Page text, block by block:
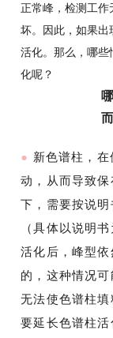
正常峰，检测工作
坏。因此，如果
活化。那么，哪
化呢？
● 新色谱柱，
动，从而导致
下，需要按说
（具体以说明
活化后，峰型
的，这种情况
无法使色谱柱
要延长色谱柱